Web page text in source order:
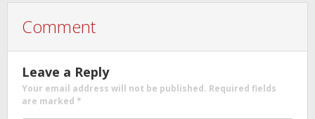
Comment
Leave a Reply
Your email address will not be published. Required fields
are marked *